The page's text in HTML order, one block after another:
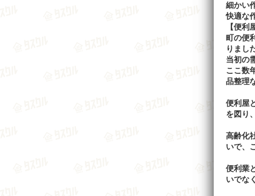
細かい
快適な
【便利
町の便
りまし
当初の
ここ数
品整理
便利屋
を図り
高齢化
いで、
便利業
いでな